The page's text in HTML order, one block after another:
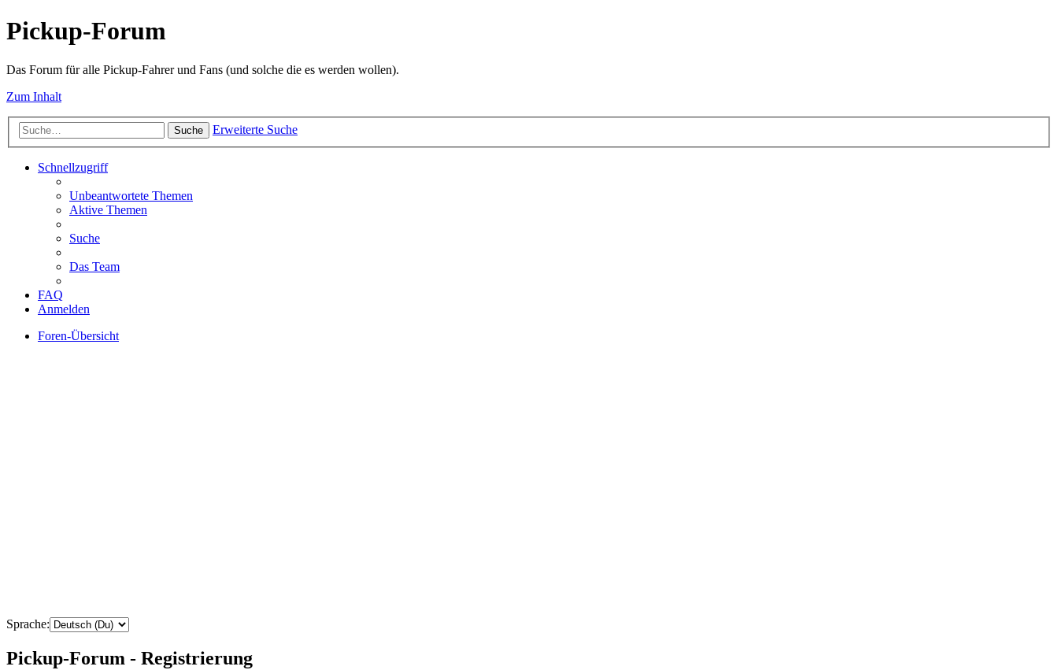
Pickup-Forum
Das Forum für alle Pickup-Fahrer und Fans (und solche die es werden wollen).
Zum Inhalt
Suche Erweiterte Suche
Schnellzugriff
Unbeantwortete Themen
Aktive Themen
Suche
Das Team
FAQ
Anmelden
Foren-Übersicht
Sprache:
Pickup-Forum - Registrierung